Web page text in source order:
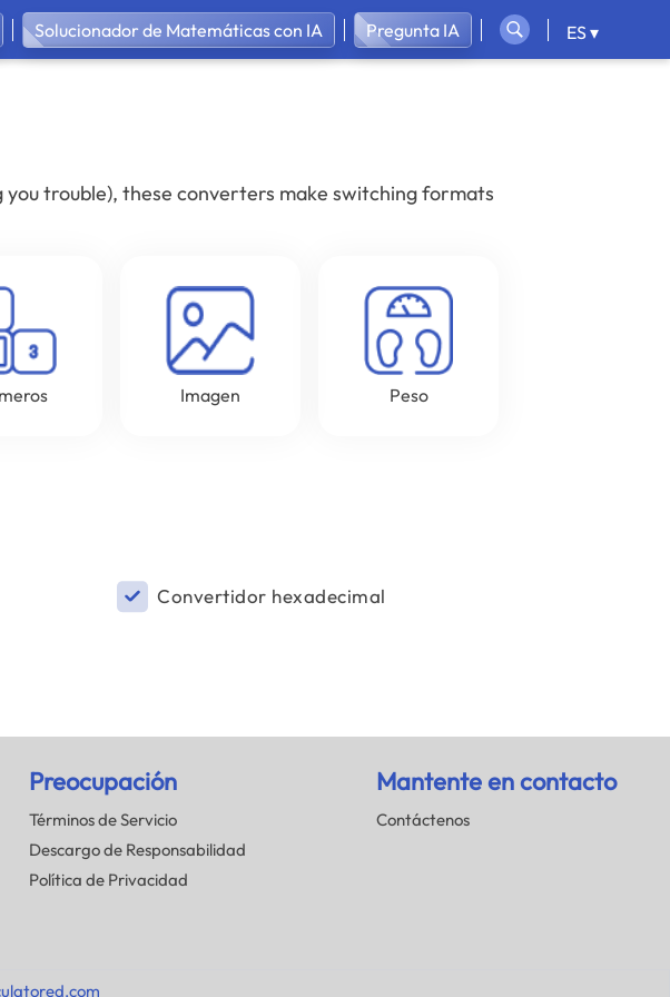
Solucionador de Matemáticas con IA Pregunta IA ES ▾
trouble), these converters make switching formats
Imagen Peso
Convertidor hexadecimal
Preocupación
Términos de Servicio
Descargo de Responsabilidad
Política de Privacidad
Mantente en contacto
Contáctenos